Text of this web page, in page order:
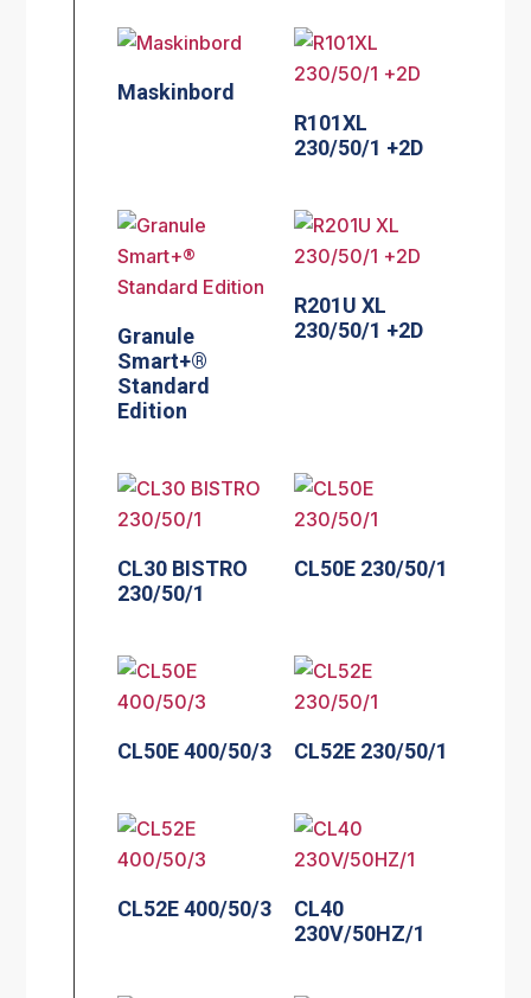
Maskinbord
R101XL
230/50/1 +2D
Granule
Smart+®
Standard
Edition
R201U XL
230/50/1 +2D
CL30 BISTRO
230/50/1
CL50E 230/50/1
CL50E 400/50/3 CL52E 230/50/1
CL52E 400/50/3
CL40
230V/50HZ/1